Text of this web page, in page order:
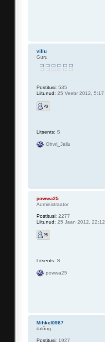
villu
Guru
Postitusi: 535
Liitunud: 25 Veebr 2012, 5:17
Litsents: S
Ohvri_Jallu
powwa25
Administraator
Postitusi: 2277
Liitunud: 25 Jaan 2012, 22:12
Litsents: S
powwa25
Mihkel0987
ilalõug
Postitusi: 1927